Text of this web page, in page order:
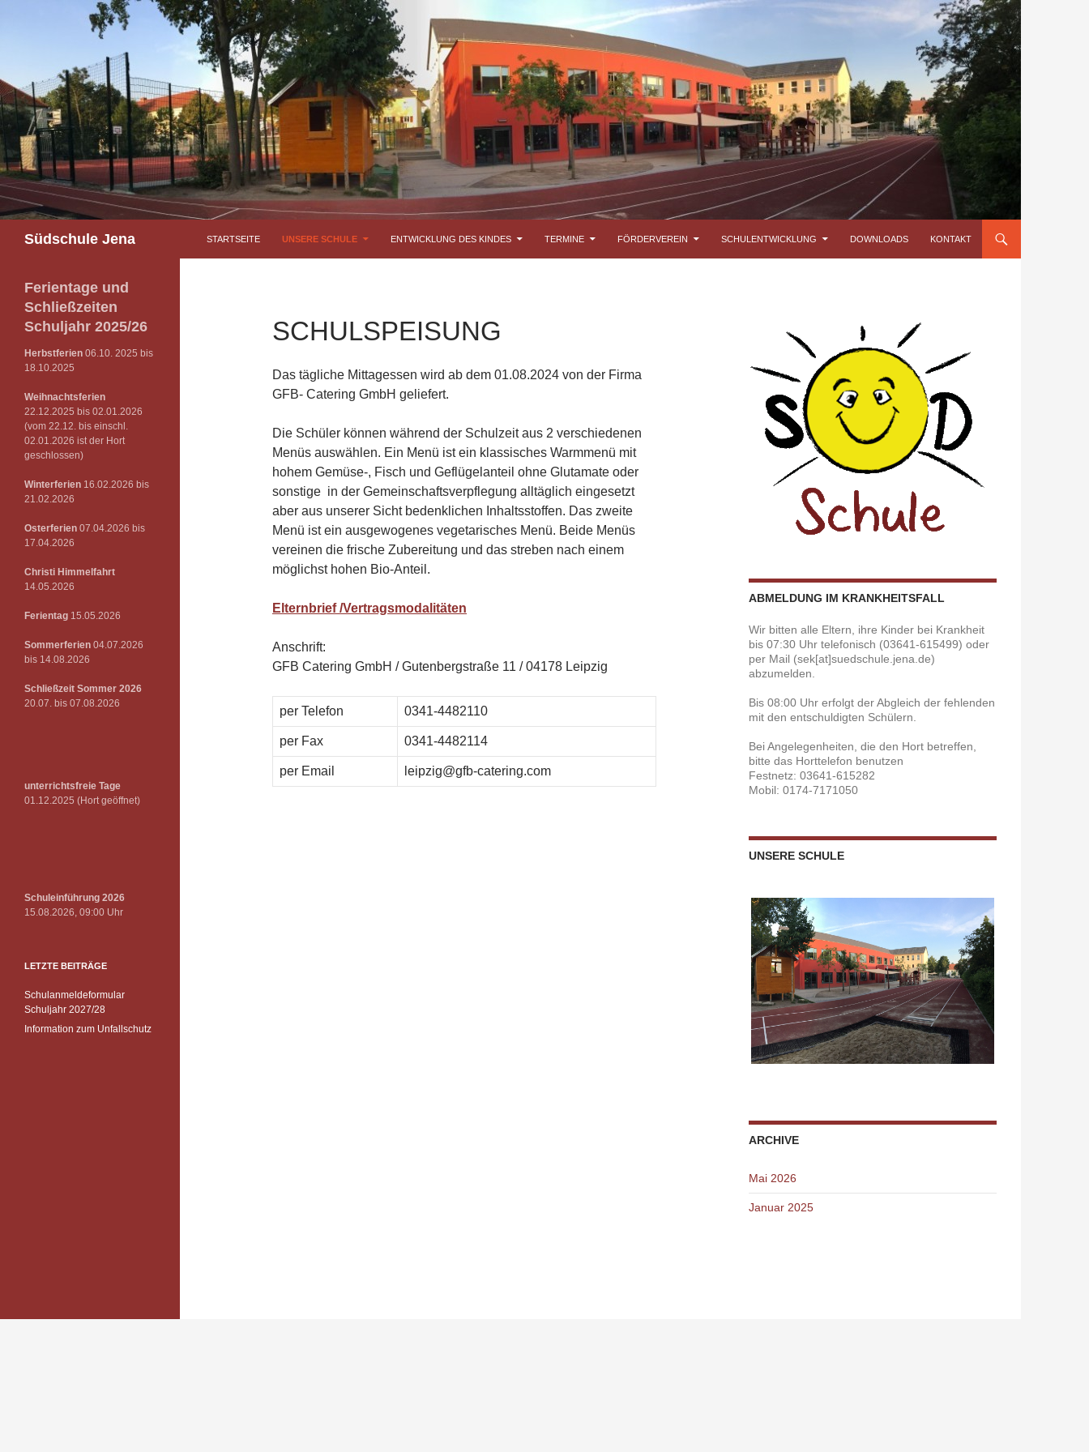
Südschule Jena STARTSEITE UNSERE SCHULE ENTWICKLUNG DES KINDES TERMINE FÖRDERVEREIN SCHULENTWICKLUNG DOWNLOADS KONTAKT
SCHULSPEISUNG
Das tägliche Mittagessen wird ab dem 01.08.2024 von der Firma
GFB- Catering GmbH geliefert.
Die Schüler können während der Schulzeit aus 2 verschiedenen
Menüs auswählen. Ein Menü ist ein klassisches Warmmenü mit
hohem Gemüse-, Fisch und Geflügelanteil ohne Glutamate oder
sonstige in der Gemeinschaftsverpflegung alltäglich eingesetzt
aber aus unserer Sicht bedenklichen Inhaltsstoffen. Das zweite
Menü ist ein ausgewogenes vegetarisches Menü. Beide Menüs
vereinen die frische Zubereitung und das streben nach einem
möglichst hohen Bio-Anteil.
Elternbrief /Vertragsmodalitäten
Anschrift:
GFB Catering GmbH / Gutenbergstraße 11 / 04178 Leipzig
per Telefon 0341-4482110
per Fax 0341-4482114
per Email leipzig@gfb-catering.com
ABMELDUNG IM KRANKHEITSFALL
Wir bitten alle Eltern, ihre Kinder bei Krankheit
bis 07:30 Uhr telefonisch (03641-615499) oder
per Mail (sek[at]suedschule.jena.de)
abzumelden.
Bis 08:00 Uhr erfolgt der Abgleich der fehlenden
mit den entschuldigten Schülern.
Bei Angelegenheiten, die den Hort betreffen,
bitte das Horttelefon benutzen
Festnetz: 03641-615282
Mobil: 0174-7171050
UNSERE SCHULE
ARCHIVE
Mai 2026
Januar 2025
Ferientage und
Schließzeiten
Schuljahr 2025/26
Herbstferien 06.10. 2025 bis
18.10.2025
Weihnachtsferien
22.12.2025 bis 02.01.2026
(vom 22.12. bis einschl.
02.01.2026 ist der Hort
geschlossen)
Winterferien 16.02.2026 bis
21.02.2026
Osterferien 07.04.2026 bis
17.04.2026
Christi Himmelfahrt
14.05.2026
Ferientag 15.05.2026
Sommerferien 04.07.2026
bis 14.08.2026
Schließzeit Sommer 2026
20.07. bis 07.08.2026
unterrichtsfreie Tage
01.12.2025 (Hort geöffnet)
Schuleinführung 2026
15.08.2026, 09:00 Uhr
LETZTE BEITRÄGE
Schulanmeldeformular
Schuljahr 2027/28
Information zum Unfallschutz